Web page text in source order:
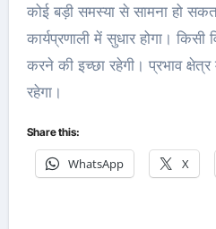
कोई बड़ी समस्या से सामना हो
कार्यप्रणाली में सुधार होगा। किसी
करने की इच्छा रहेगी। प्रभाव क्षेत्र
रहेगा।
Share this:
WhatsApp X